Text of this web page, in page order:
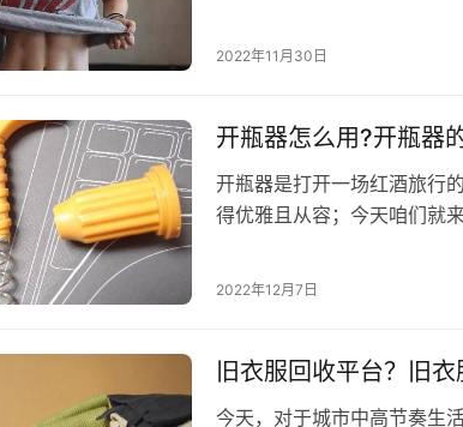
2022年11月30日
开瓶器怎么用?开瓶器
开瓶器是打开一场红酒旅行
得优雅且从容；今天咱们就
2022年12月7日
旧衣服回收平台？旧衣
今天，对于城市中高节奏生